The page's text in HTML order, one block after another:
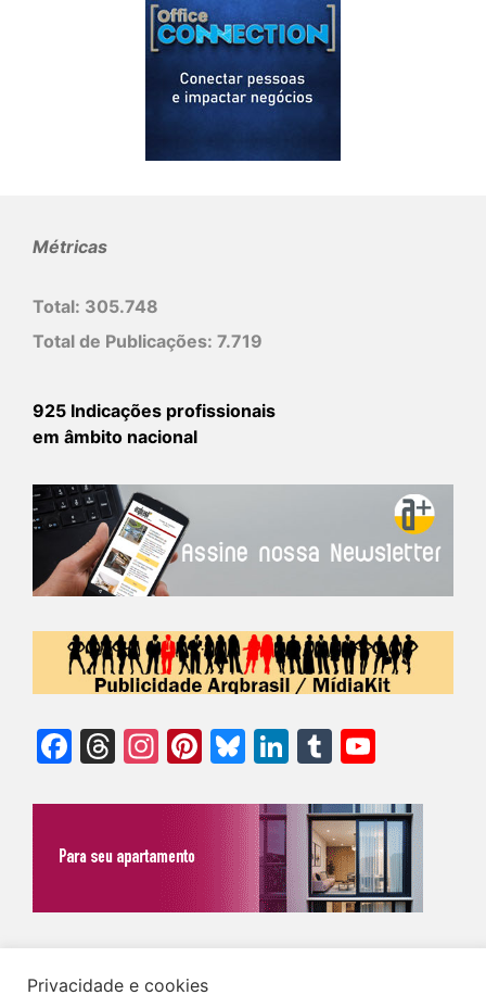
Métricas
Total: 305.748
Total de Publicações: 7.719
925 Indicações profissionais
em âmbito nacional
Facebook
Threads
Instagram
Pinterest
Bluesky
LinkedIn
Tumblr
Privacidade e cookies